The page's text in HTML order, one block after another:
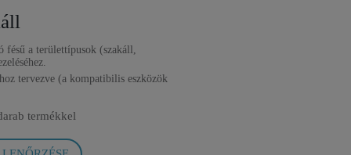
fésű a területtípusok (szakáll,
tervezve (a kompatibilis eszközök
termékkel